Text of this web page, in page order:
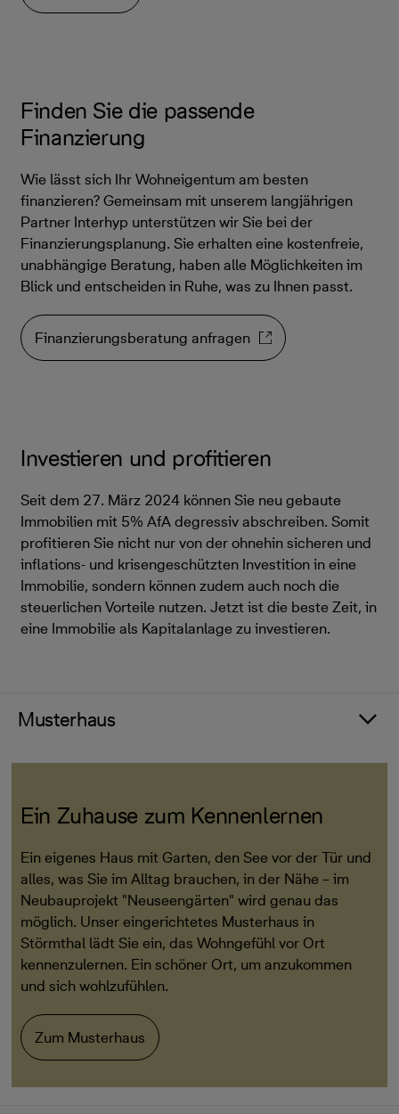
Finden Sie die passende
Finanzierung
Wie lässt sich Ihr Wohneigentum am besten
finanzieren? Gemeinsam mit unserem langjährigen
Partner Interhyp unterstützen wir Sie bei der
Finanzierungsplanung. Sie erhalten eine kostenfreie,
unabhängige Beratung, haben alle Möglichkeiten im
Blick und entscheiden in Ruhe, was zu Ihnen passt.
Finanzierungsberatung anfragen
Investieren und profitieren
Seit dem 27. März 2024 können Sie neu gebaute
Immobilien mit 5% AfA degressiv abschreiben. Somit
profitieren Sie nicht nur von der ohnehin sicheren und
inflations- und krisengeschützten Investition in eine
Immobilie, sondern können zudem auch noch die
steuerlichen Vorteile nutzen. Jetzt ist die beste Zeit, in
eine Immobilie als Kapitalanlage zu investieren.
Musterhaus
Ein Zuhause zum Kennenlernen
Ein eigenes Haus mit Garten, den See vor der Tür und
alles, was Sie im Alltag brauchen, in der Nähe – im
Neubauprojekt "Neuseengärten" wird genau das
möglich. Unser eingerichtetes Musterhaus in
Störmthal lädt Sie ein, das Wohngefühl vor Ort
kennenzulernen. Ein schöner Ort, um anzukommen
und sich wohlzufühlen.
Zum Musterhaus